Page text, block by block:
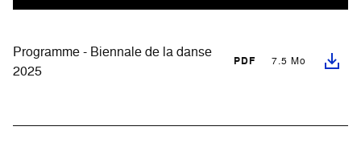
Programme - Biennale de la danse
2025
PDF 7.5 Mo